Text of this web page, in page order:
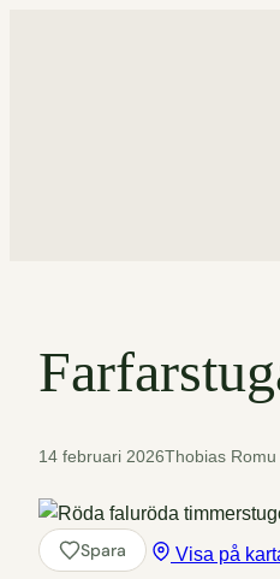
14 februari 2026Thobias Romu
Spara Visa på